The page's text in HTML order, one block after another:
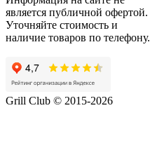
является публичной офертой.
Уточняйте стоимость и
наличие товаров по телефону.
Grill Club © 2015-2026